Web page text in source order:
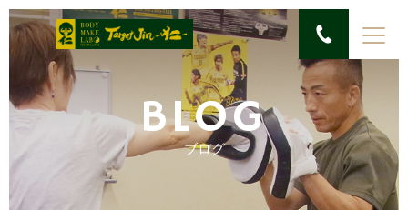
BLOG
ブログ